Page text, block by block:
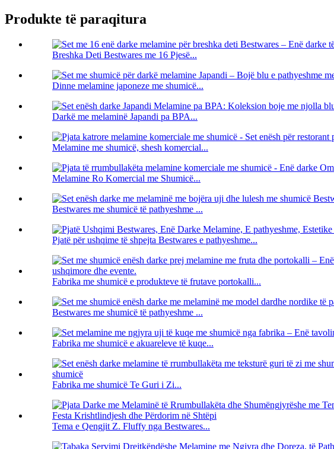
Produkte të paraqitura
Breshka Deti Bestwares me 16 Pjesë...
Dinne melamine japoneze me shumicë...
Darkë me melaminë Japandi pa BPA...
Melamine me shumicë, shesh komercial...
Melamine Ro Komercial me Shumicë...
Bestwares me shumicë të pathyeshme ...
Pjatë për ushqime të shpejta Bestwares e pathyeshme...
Fabrika me shumicë e produkteve të frutave portokalli...
Bestwares me shumicë të pathyeshme ...
Fabrika me shumicë e akuareleve të kuqe...
Fabrika me shumicë Te Guri i Zi...
Tema e Qengjit Z. Fluffy nga Bestwares...